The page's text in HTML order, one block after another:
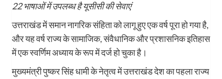
22 भाषाओं में उपलब्ध है यूसीसी की सेवाएं
उत्तराखंड में समान नागरिक संहिता को लागू हुए एक वर्ष पूरा हो गया है,
और यह वर्ष राज्य के सामाजिक, संवैधानिक और प्रशासनिक इतिहास
में एक स्वर्णिम अध्याय के रूप में दर्ज हो चुका है।
मुख्यमंत्री पुष्कर सिंह धामी के नेतृत्व में उत्तराखंड देश का पहला राज्य